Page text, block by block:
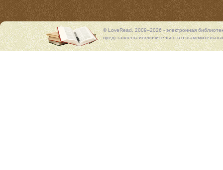
© LoveRead, 2009–2026 - электронная
представлены исключительно в